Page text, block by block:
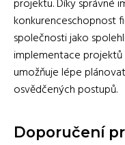
projektu. Díky správné
konkurenceschopnost
společnosti jako
implementace projektů
umožňuje lépe
osvědčených postupů.
Doporučení